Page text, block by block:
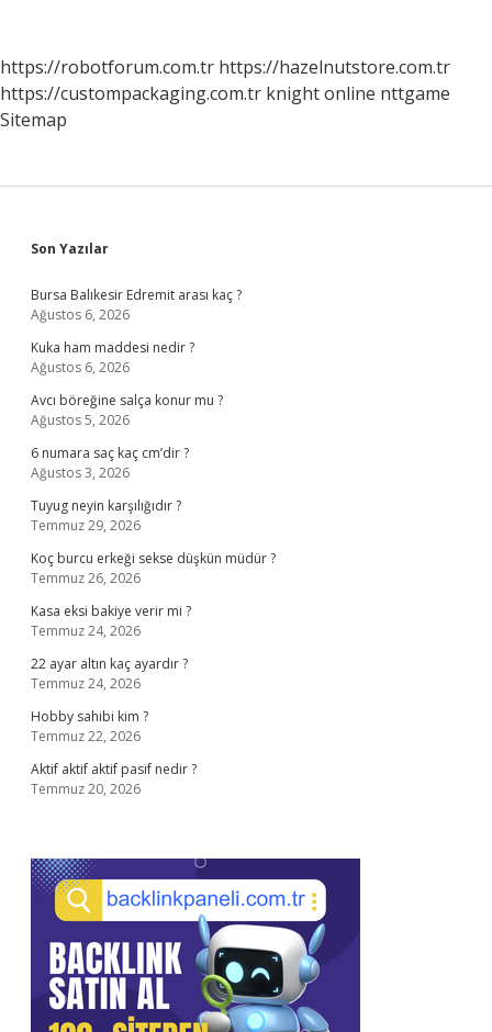
https://robotforum.com.tr https://hazelnutstore.com.tr
https://custompackaging.com.tr knight online nttgame
Sitemap
Sidebar
Son Yazılar
Bursa Balıkesir Edremit arası kaç ?
Ağustos 6, 2026
Kuka ham maddesi nedir ?
Ağustos 6, 2026
Avcı böreğine salça konur mu ?
Ağustos 5, 2026
6 numara saç kaç cm’dir ?
Ağustos 3, 2026
Tuyug neyin karşılığıdır ?
Temmuz 29, 2026
Koç burcu erkeği sekse düşkün müdür ?
Temmuz 26, 2026
Kasa eksi bakiye verir mi ?
Temmuz 24, 2026
22 ayar altın kaç ayardır ?
Temmuz 24, 2026
Hobby sahibi kim ?
Temmuz 22, 2026
Aktif aktif aktif pasif nedir ?
Temmuz 20, 2026